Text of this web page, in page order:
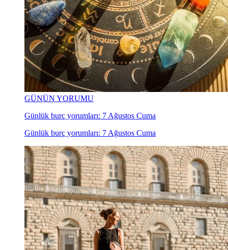
GÜNÜN YORUMU
Günlük burç yorumları: 7 Ağustos Cuma
Günlük burç yorumları: 7 Ağustos Cuma